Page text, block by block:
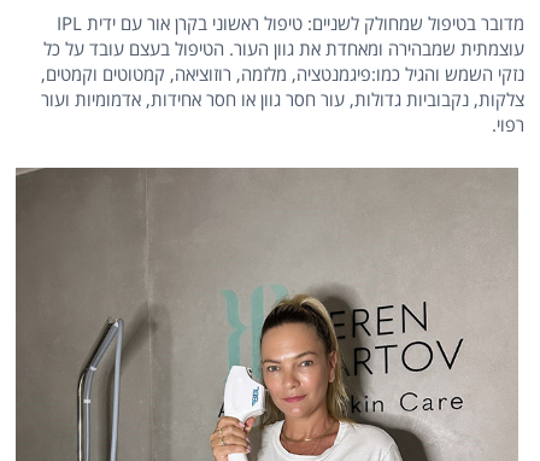
מדובר בטיפול שמחולק לשניים: טיפול ראשוני בקרן אור עם ידית IPL
עוצמתית שמבהירה ומאחדת את גוון העור. הטיפול בעצם עובד על כל
נזקי השמש והגיל כמו:פיגמנטציה, מלזמה, רוזוציאה, קמטוטים וקמטים,
צלקות, נקבוביות גדולות, עור חסר גוון או חסר אחידות, אדמומיות ועור
רפוי.